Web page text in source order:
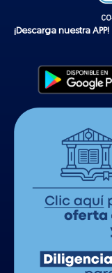
¡Descarga nuestra APP!